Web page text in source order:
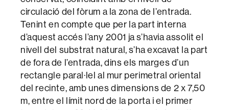
circulació del fòrum a la zona de l’entrada.
Tenint en compte que per la part interna
d’aquest accés l’any 2001 ja s’havia assolit el
nivell del substrat natural, s’ha excavat la part
de fora de l’entrada, dins els marges d’un
rectangle paral·lel al mur perimetral oriental
del recinte, amb unes dimensions de 2 x 7,50
m, entre el límit nord de la porta i el primer